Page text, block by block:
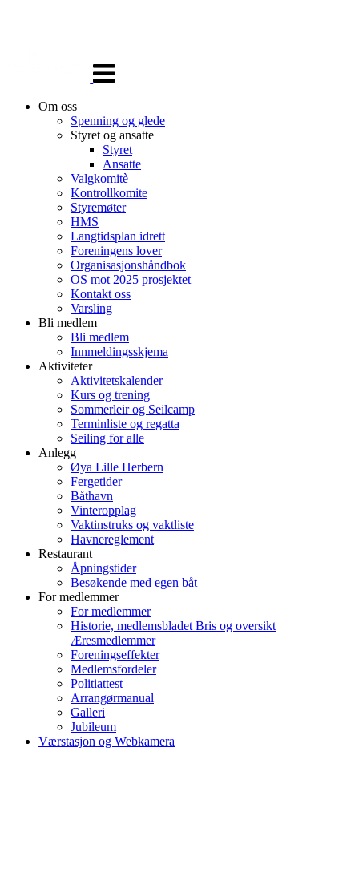
navigasjon
Om oss
Spenning og glede
Styret og ansatte
Styret
Ansatte
Valgkomitè
Kontrollkomite
Styremøter
HMS
Langtidsplan idrett
Foreningens lover
Organisasjonshåndbok
OS mot 2025 prosjektet
Kontakt oss
Varsling
Bli medlem
Bli medlem
Innmeldingsskjema
Aktiviteter
Aktivitetskalender
Kurs og trening
Sommerleir og Seilcamp
Terminliste og regatta
Seiling for alle
Anlegg
Øya Lille Herbern
Fergetider
Båthavn
Vinteropplag
Vaktinstruks og vaktliste
Havnereglement
Restaurant
Åpningstider
Besøkende med egen båt
For medlemmer
For medlemmer
Historie, medlemsbladet Bris og oversikt
Æresmedlemmer
Foreningseffekter
Medlemsfordeler
Politiattest
Arrangørmanual
Galleri
Jubileum
Værstasjon og Webkamera